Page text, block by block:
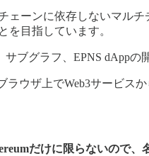
ーンに依存しないマル
を目指しています。
ブグラフ、EPNS dAppの
ウザ上でWeb3サービ
だけに限らないので